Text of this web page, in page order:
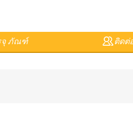
จุ ภัณฑ์ ติดต่